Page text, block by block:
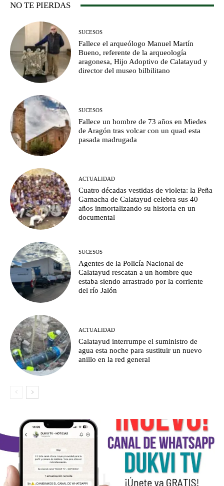
NO TE PIERDAS
SUCESOS
Fallece el arqueólogo Manuel Martín
Bueno, referente de la arqueología
aragonesa, Hijo Adoptivo de Calatayud y
director del museo bilbilitano
SUCESOS
Fallece un hombre de 73 años en Miedes
de Aragón tras volcar con un quad esta
pasada madrugada
ACTUALIDAD
Cuatro décadas vestidas de violeta: la Peña
Garnacha de Calatayud celebra sus 40
años inmortalizando su historia en un
documental
SUCESOS
Agentes de la Policía Nacional de
Calatayud rescatan a un hombre que
estaba siendo arrastrado por la corriente
del río Jalón
ACTUALIDAD
Calatayud interrumpe el suministro de
agua esta noche para sustituir un nuevo
anillo en la red general